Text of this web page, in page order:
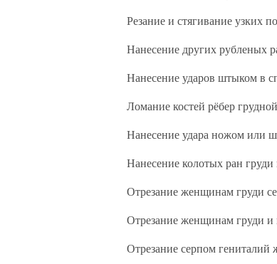
Резание и стягивание узких
Нанесение других рубленых
Нанесение ударов штыком в
Ломание костей рёбер
Нанесение удара ножом или
Нанесение колотых ран
Отрезание женщинам груди
Отрезание женщинам груди
Отрезание серпом гениталий